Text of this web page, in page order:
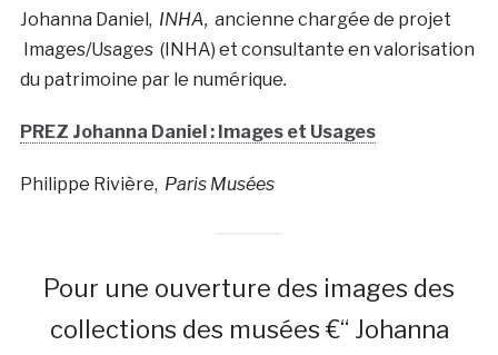
Johanna Daniel, INHA, ancienne chargée de projet
Images/Usages (INHA) et consultante en valorisation
du patrimoine par le numérique.
PREZ Johanna Daniel : Images et Usages
Philippe Rivière, Paris Musées
Pour une ouverture des images des
collections des musées €“ Johanna